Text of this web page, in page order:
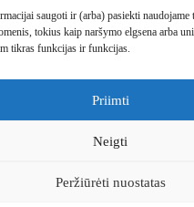
saugoti ir (arba) pasiekti
tokius kaip naršymo elgsena arba
tikras funkcijas ir funkcijas.
Priimti
Neigti
Peržiūrėti nuostatas